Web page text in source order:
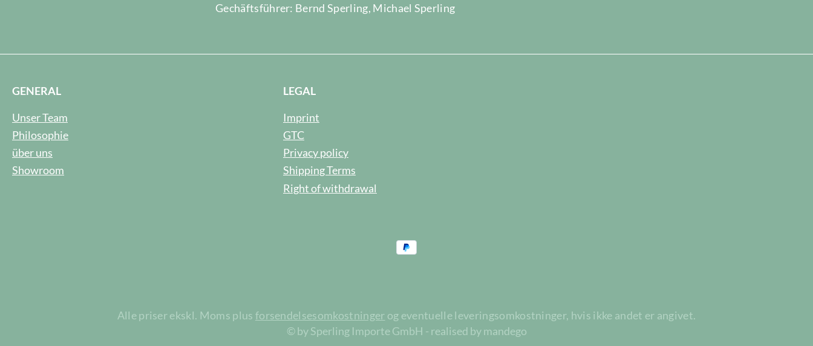
Gechäftsführer: Bernd Sperling, Michael Sperling
GENERAL
Unser Team
Philosophie
über uns
Showroom
LEGAL
Imprint
GTC
Privacy policy
Shipping Terms
Right of withdrawal
Alle priser ekskl. Moms plus forsendelsesomkostninger og eventuelle leveringsomkostninger, hvis ikke andet er angivet.
© by Sperling Importe GmbH - realised by mandego